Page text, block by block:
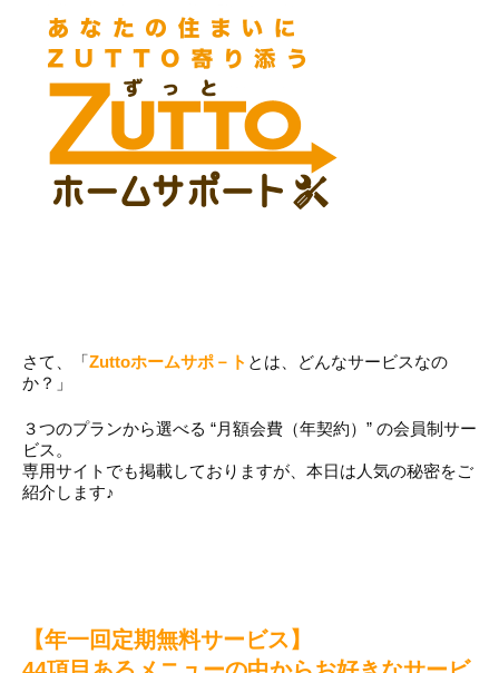
さて、「Zuttoホームサポ－ト とは、どんなサービスなの
か？」
３つのプランから選べる “月額会費（年契約）” の会員制サー
ビス。
専用サイトでも掲載しておりますが、本日は人気の秘密をご
紹介します♪
【年一回定期無料サービス】